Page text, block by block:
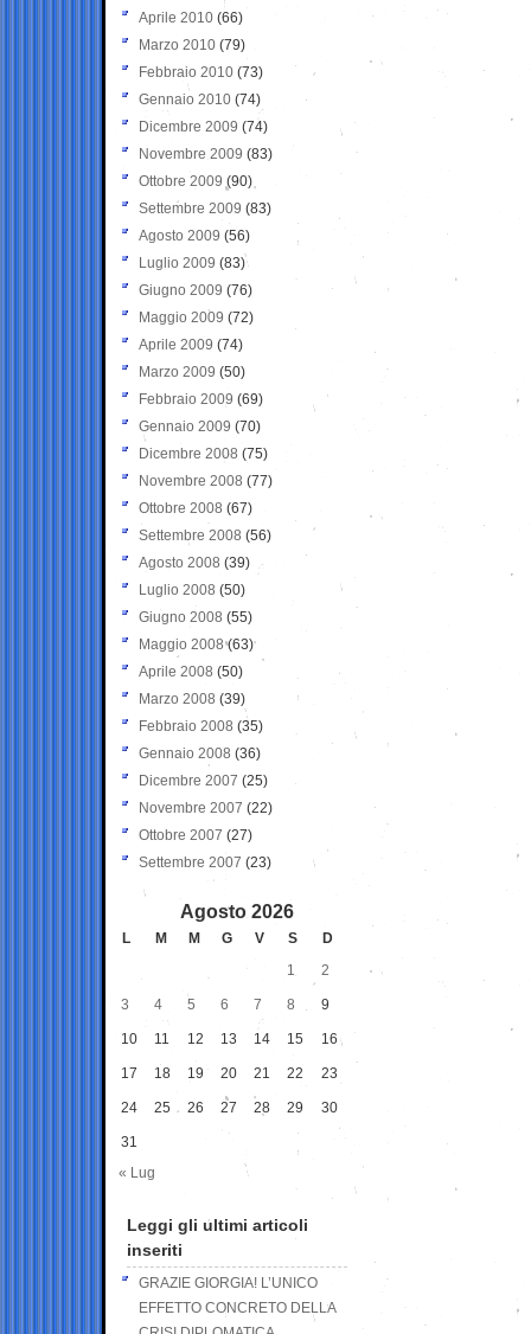
Aprile 2010 (66)
Marzo 2010 (79)
Febbraio 2010 (73)
Gennaio 2010 (74)
Dicembre 2009 (74)
Novembre 2009 (83)
Ottobre 2009 (90)
Settembre 2009 (83)
Agosto 2009 (56)
Luglio 2009 (83)
Giugno 2009 (76)
Maggio 2009 (72)
Aprile 2009 (74)
Marzo 2009 (50)
Febbraio 2009 (69)
Gennaio 2009 (70)
Dicembre 2008 (75)
Novembre 2008 (77)
Ottobre 2008 (67)
Settembre 2008 (56)
Agosto 2008 (39)
Luglio 2008 (50)
Giugno 2008 (55)
Maggio 2008(63)
Aprile 2008 (50)
Marzo 2008 (39)
Febbraio 2008 (35)
Gennaio 2008 (36)
Dicembre 2007 (25)
Novembre 2007 (22)
Ottobre 2007 (27)
Settembre 2007 (23)
Agosto 2026
L M M G V S
D
1
2
3 4 5 6 7 8 9
10 11 12 13 14 15 16
17 18 19 20 21 22 23
24 25 26 27 28 29 30
31
« Lug
Leggi gli ultimi articoli
inseriti
GRAZIE GIORGIA! L’UNICO
EFFETTO CONCRETO DELLA